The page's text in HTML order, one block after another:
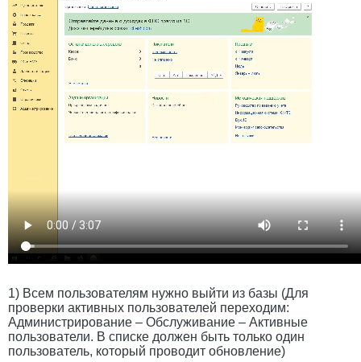
1) Всем пользователям нужно выйти из базы (Для
проверки активных пользователей переходим:
Администрирование – Обслуживание – Активные
пользователи. В списке должен быть только один
пользователь, который проводит обновление)